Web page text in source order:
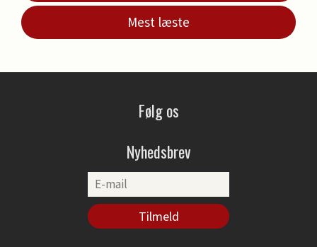
Mest læste
Følg os
Nyhedsbrev